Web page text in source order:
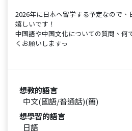
2026年に日本へ留学する予定なので、
嬉しいです！
中国語や中国文化についての質問、何
くお願いしますっ
想教的語言
中文(國語/普通話)(簡)
想學習的語言
日語